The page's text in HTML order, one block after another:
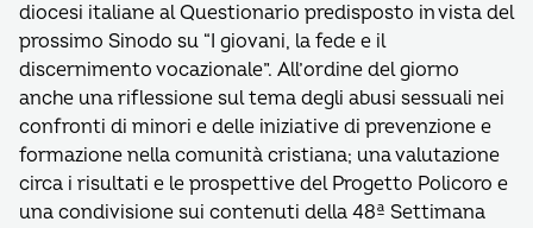
diocesi italiane al Questionario predisposto in vista del
prossimo Sinodo su “I giovani, la fede e il
discernimento vocazionale”. All’ordine del giorno
anche una riflessione sul tema degli abusi sessuali nei
confronti di minori e delle iniziative di prevenzione e
formazione nella comunità cristiana; una valutazione
circa i risultati e le prospettive del Progetto Policoro e
una condivisione sui contenuti della 48ª Settimana